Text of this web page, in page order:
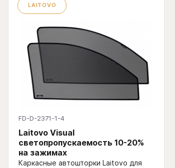
LAITOVO
FD-D-2371-1-4
Laitovo Visual
светопропускаемость 10-20%
на зажимах
Каркасные автошторки Laitovo для